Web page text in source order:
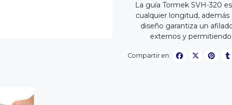
La guía Tormek SVH-320
cualquier longitud,
diseño garantiza un
externos y
Compartir en: